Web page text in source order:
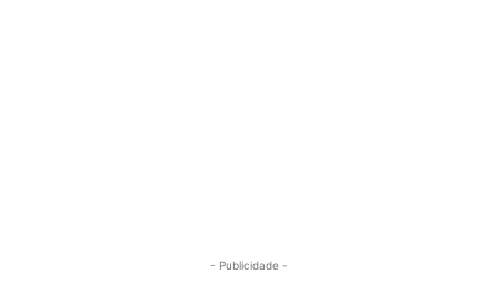
- Publicidade -